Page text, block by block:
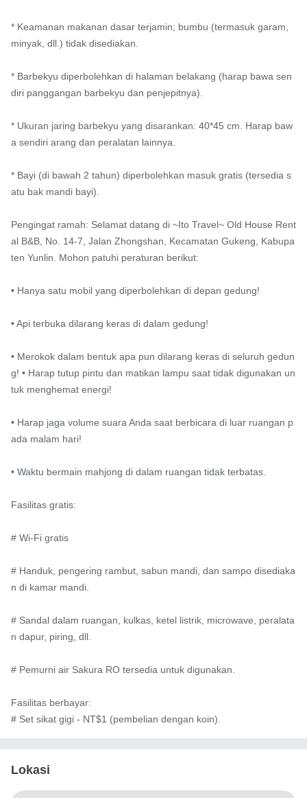
* Keamanan makanan dasar terjamin; bumbu (termasuk garam,
minyak, dll.) tidak disediakan.
* Barbekyu diperbolehkan di halaman belakang (harap bawa sen
diri panggangan barbekyu dan penjepitnya).
* Ukuran jaring barbekyu yang disarankan: 40*45 cm. Harap baw
a sendiri arang dan peralatan lainnya.
* Bayi (di bawah 2 tahun) diperbolehkan masuk gratis (tersedia s
atu bak mandi bayi).
Pengingat ramah: Selamat datang di ~Ito Travel~ Old House Rent
al B&B, No. 14-7, Jalan Zhongshan, Kecamatan Gukeng, Kabupa
ten Yunlin. Mohon patuhi peraturan berikut:
• Hanya satu mobil yang diperbolehkan di depan gedung!
• Api terbuka dilarang keras di dalam gedung!
• Merokok dalam bentuk apa pun dilarang keras di seluruh gedun
g! • Harap tutup pintu dan matikan lampu saat tidak digunakan un
tuk menghemat energi!
• Harap jaga volume suara Anda saat berbicara di luar ruangan p
ada malam hari!
• Waktu bermain mahjong di dalam ruangan tidak terbatas.
Fasilitas gratis:
# Wi-Fi gratis
# Handuk, pengering rambut, sabun mandi, dan sampo disediaka
n di kamar mandi.
# Sandal dalam ruangan, kulkas, ketel listrik, microwave, peralata
n dapur, piring, dll.
# Pemurni air Sakura RO tersedia untuk digunakan.
Fasilitas berbayar:
# Set sikat gigi - NT$1 (pembelian dengan koin).
Lokasi